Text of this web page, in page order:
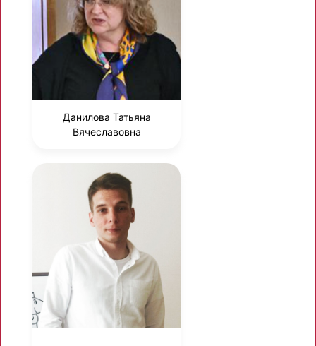
Данилова Татьяна
Вячеславовна